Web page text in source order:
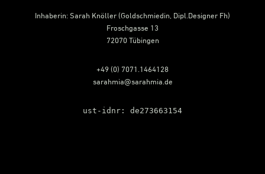
Inhaberin: Sarah Knöller (Goldschmiedin, Dipl.Designer Fh)
Froschgasse 13
72070 Tübingen
+49 (0) 7071.1464128
sarahmia@sarahmia.de
ust-idnr: de273663154